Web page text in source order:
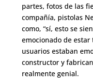
partes, fotos de las
compañía, pistolas
como, “sí, esto se
emocionado de
usuarios estaban
constructor y
realmente genial.